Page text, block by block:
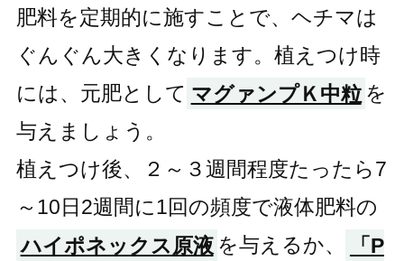
肥料を定期的に施すことで、ヘチマは
ぐんぐん大きくなります。植えつけ時
には、元肥として マグァンプＫ中粒 を
与えましょう。
植えつけ後、２～３週間程度たったら7
～10日2週間に1回の頻度で液体肥料の
ハイポネックス原液 を与えるか、
「P